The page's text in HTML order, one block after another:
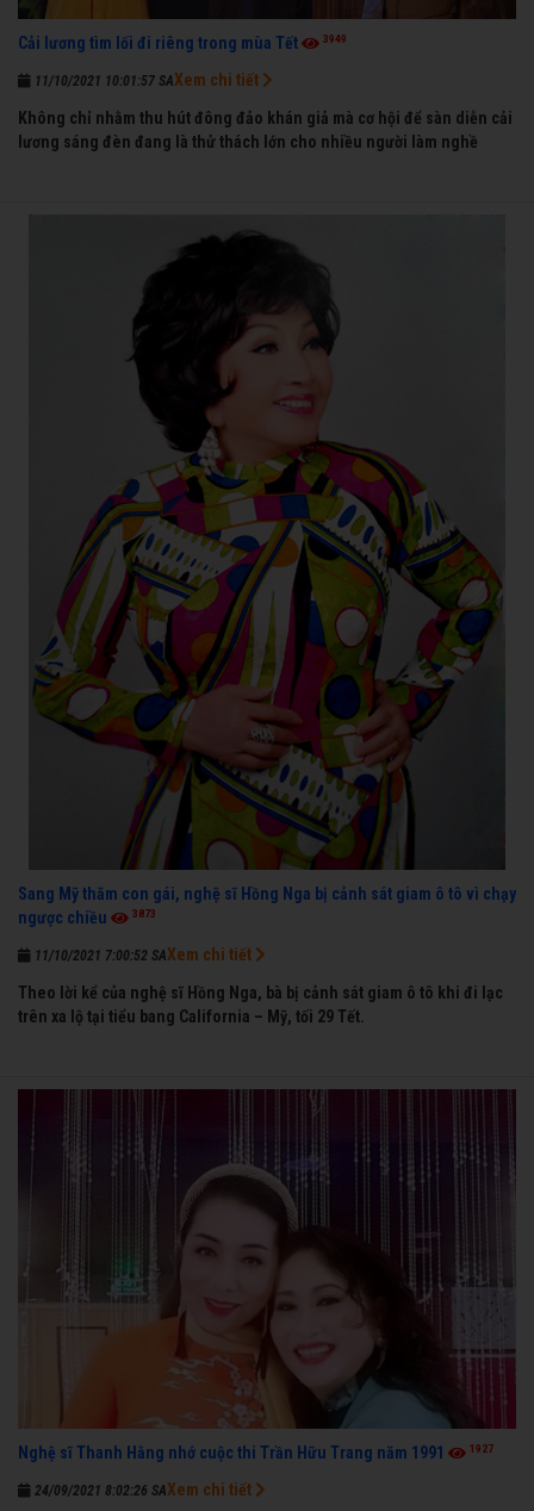
Cải lương tìm lối đi riêng trong mùa Tết 3949
11/10/2021 10:01:57 SA
Không chỉ nhằm thu hút đông đảo khán giả mà cơ hội để sàn diễn cải
lương sáng đèn đang là thử thách lớn cho nhiều người làm nghề
Xem chi tiết
Sang Mỹ thăm con gái, nghệ sĩ Hồng Nga bị cảnh sát giam ô tô vì chạy
ngược chiều
3873
11/10/2021 7:00:52 SA
Theo lời kể của nghệ sĩ Hồng Nga, bà bị cảnh sát giam ô tô khi đi lạc
trên xa lộ tại tiểu bang California – Mỹ, tối 29 Tết.
Xem chi tiết
Nghệ sĩ Thanh Hằng nhớ cuộc thi Trần Hữu Trang năm 1991 1927
24/09/2021 8:02:26 SAXem chi tiết